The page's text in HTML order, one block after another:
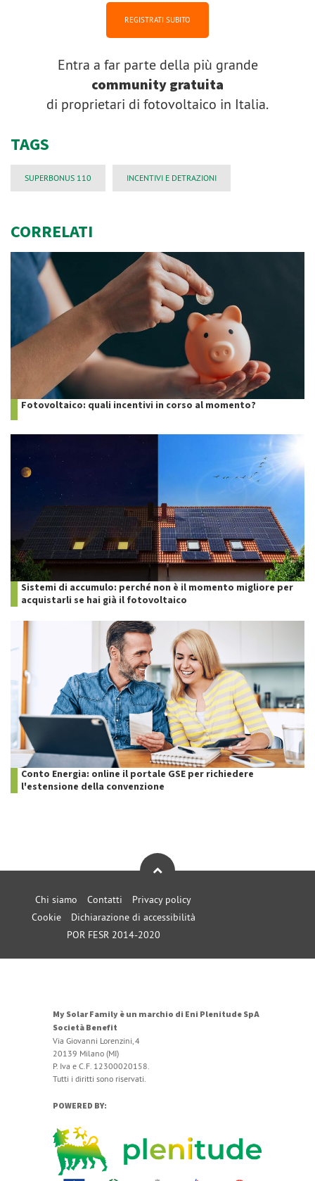
REGISTRATI SUBITO
Entra a far parte della più grande
community gratuita
di proprietari di fotovoltaico in Italia.
TAGS
SUPERBONUS 110 INCENTIVI E DETRAZIONI
CORRELATI
Fotovoltaico: quali incentivi in corso al momento?
Sistemi di accumulo: perché non è il momento migliore per
acquistarli se hai già il fotovoltaico
Conto Energia: online il portale GSE per richiedere
l'estensione della convenzione
Chi siamo Contatti
Privacy policy
Cookie
Dichiarazione di accessibilità
POR FESR 2014-2020
My Solar Family è un marchio di Eni Plenitude SpA
Società Benefit
Via Giovanni Lorenzini, 4
20139 Milano (MI)
P. Iva e C.F. 12300020158.
Tutti i diritti sono riservati.
POWERED BY: